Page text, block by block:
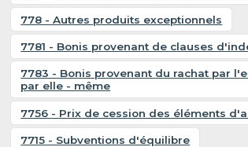
778 - Autres produits exceptionnels
7781 - Bonis provenant de clauses
7783 - Bonis provenant du rachat par
par elle - même
7756 - Prix de cession des éléments
7715 - Subventions d'équilibre